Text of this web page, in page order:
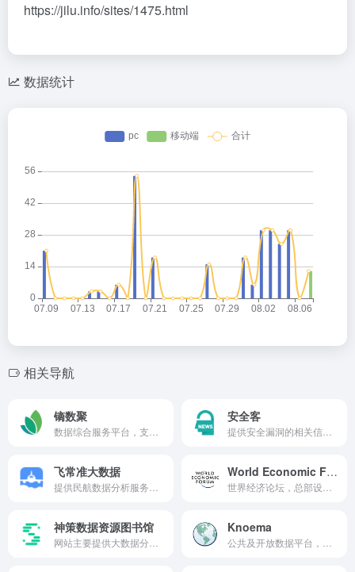
https://jilu.info/sites/1475.html
数据统计
相关导航
镝数聚 安全客
飞常准大数据 World Economic Forum
神策数据资源图书馆 Knoema